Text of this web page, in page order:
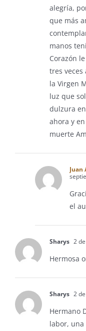
alegría,
que más
manos
Corazón
tres
la Virgen
luz que
dulzura
ahora y
muerte
Juan
el
Sharys 2
Hermosa
Sharys 2
Hermano
labor, una